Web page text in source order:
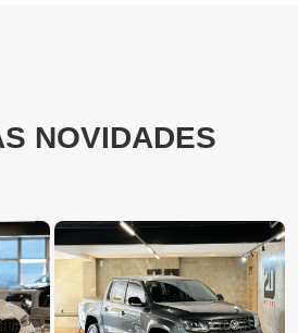
NOVIDADES